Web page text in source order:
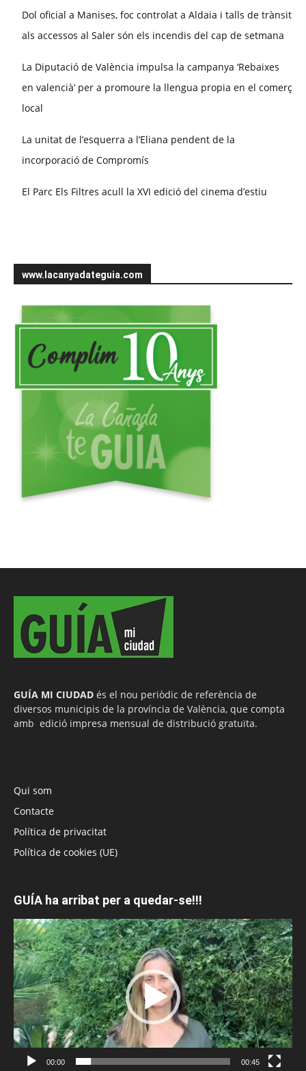
Dol oficial a Manises, foc controlat a Aldaia i talls de trànsit
als accessos al Saler són els incendis del cap de setmana
La Diputació de València impulsa la campanya ‘Rebaixes
en valencià’ per a promoure la llengua propia en el comerç
local
La unitat de l’esquerra a l’Eliana pendent de la
incorporació de Compromís
El Parc Els Filtres acull la XVI edició del cinema d’estiu
www.lacanyadateguia.com
GUÍA MI CIUDAD és el nou periòdic de referència de
diversos municipis de la província de València, que compta
amb edició impresa mensual de distribució gratuïta.
Qui som
Contacte
Política de privacitat
Política de cookies (UE)
GUÍA ha arribat per a quedar-se!!!
Reproductor
de
vídeo
00:00 00:45